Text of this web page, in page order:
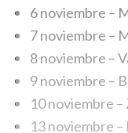
6 noviembre –
7 noviembre –
8 noviembre –
9 noviembre –
10 noviembre –
13 noviembre